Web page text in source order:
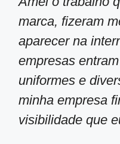
marca, fizeram
aparecer na
empresas
uniformes e
minha empresa
visibilidade que